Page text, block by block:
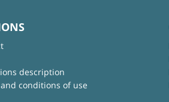
description
conditions of use